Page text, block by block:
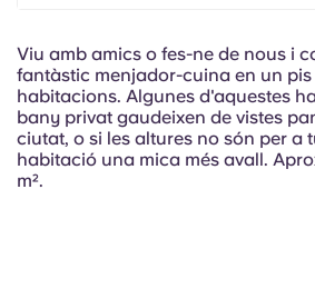
Portuguese
Viu amb amics o fes-ne de nous i
fantàstic menjador-cuina en un pis
habitacions. Algunes d'aquestes
bany privat gaudeixen de vistes
ciutat, o si les altures no són per a
habitació una mica més avall.
m².